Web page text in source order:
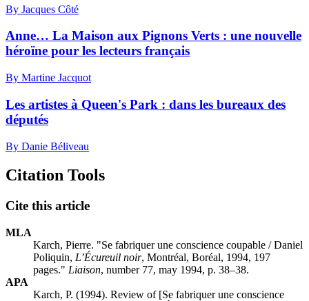
By Jacques Côté
Anne… La Maison aux Pignons Verts : une nouvelle
héroïne pour les lecteurs français
By Martine Jacquot
Les artistes à Queen's Park : dans les bureaux des
députés
By Danie Béliveau
Citation Tools
Cite this article
MLA
Karch, Pierre. "Se fabriquer une conscience coupable / Daniel
Poliquin, L’Écureuil noir, Montréal, Boréal, 1994, 197
pages." Liaison, number 77, may 1994, p. 38–38.
APA
Karch, P. (1994). Review of [Se fabriquer une conscience